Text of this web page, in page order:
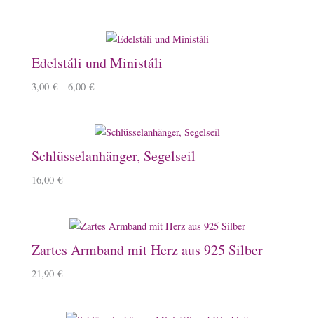
Edelstáli und Ministáli
3,00 € –6,00 €
Schlüsselanhänger, Segelseil
16,00 €
Zartes Armband mit Herz aus 925 Silber
21,90 €